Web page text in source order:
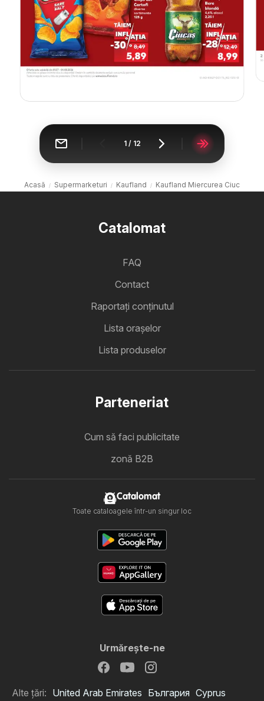
1/ 12
Acasă Supermarketuri Kaufland Kaufland Miercurea Ciuc
Catalomat
FAQ
Contact
Raportați conținutul
Lista oraşelor
Lista produselor
Parteneriat
Cum să faci publicitate
zonă B2B
Catalomat
Toate cataloagele într-un singur loc
Urmăreşte-ne
Alte țări: United Arab Emirates България Cyprus